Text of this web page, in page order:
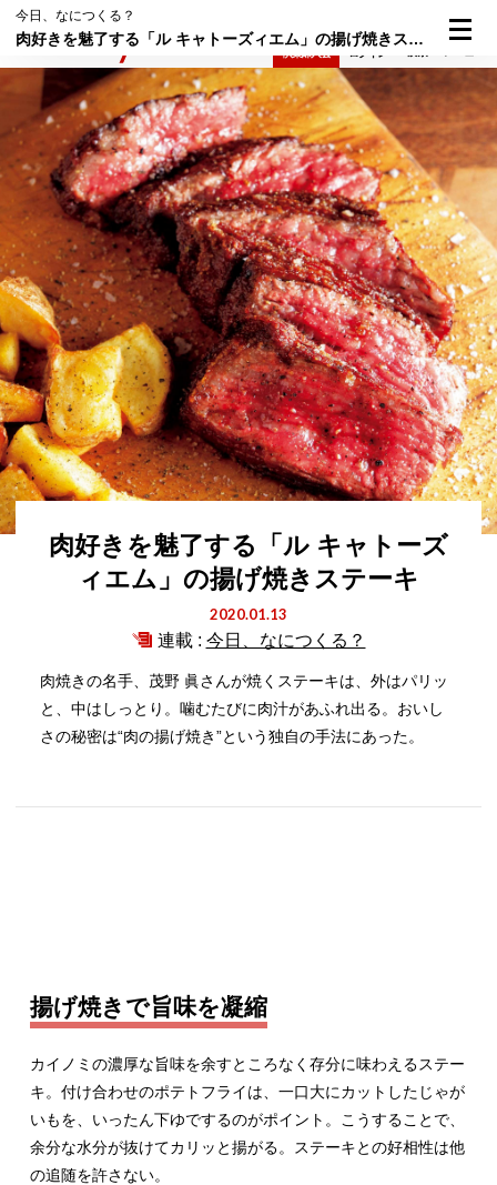
今日、なにつくる？
肉好きを魅了する「ル キャトーズィエム」の揚げ焼きステーキ
肉好きを魅了する「ル キャトーズ
ィエム」の揚げ焼きステーキ
2020.01.13
連載 : 今日、なにつくる？
肉焼きの名手、茂野 眞さんが焼くステーキは、外はパリッ
と、中はしっとり。噛むたびに肉汁があふれ出る。おいし
さの秘密は“肉の揚げ焼き”という独自の手法にあった。
揚げ焼きで旨味を凝縮
カイノミの濃厚な旨味を余すところなく存分に味わえるステー
キ。付け合わせのポテトフライは、一口大にカットしたじゃが
いもを、いったん下ゆでするのがポイント。こうすることで、
余分な水分が抜けてカリッと揚がる。ステーキとの好相性は他
の追随を許さない。